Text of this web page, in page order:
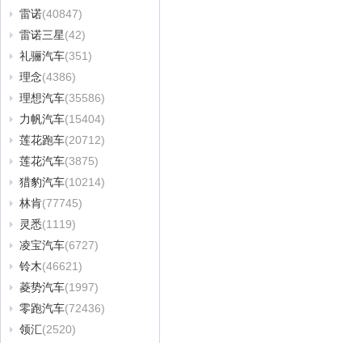
雷诺(40847)
雷诺三星(42)
礼骊汽车(351)
理念(4386)
理想汽车(35586)
力帆汽车(15404)
莲花跑车(20712)
莲花汽车(3875)
猎豹汽车(10214)
林肯(77745)
灵悉(1119)
凌宝汽车(6727)
铃木(46621)
菱势汽车(1997)
零跑汽车(72436)
领汇(2520)